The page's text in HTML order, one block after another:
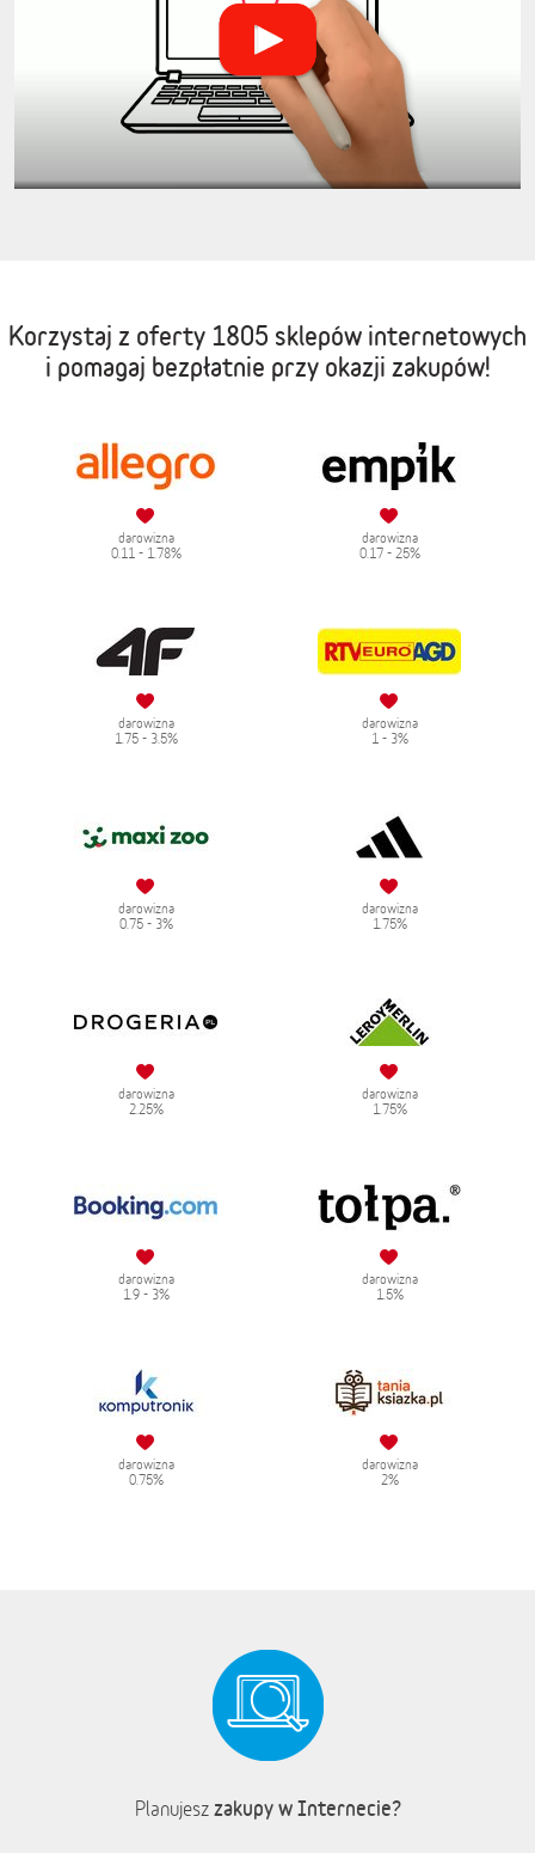
Korzystaj z oferty 1805 sklepów internetowych
i pomagaj bezpłatnie przy okazji zakupów!
darowizna
0.11 - 1.78%
darowizna
0.17 - 25%
darowizna
1.75 - 3.5%
darowizna
1 - 3%
darowizna
0.75 - 3%
darowizna
1.75%
darowizna
2.25%
darowizna
1.75%
darowizna
1.9 - 3%
darowizna
1.5%
darowizna
0.75%
darowizna
2%
Planujesz zakupy w Internecie?